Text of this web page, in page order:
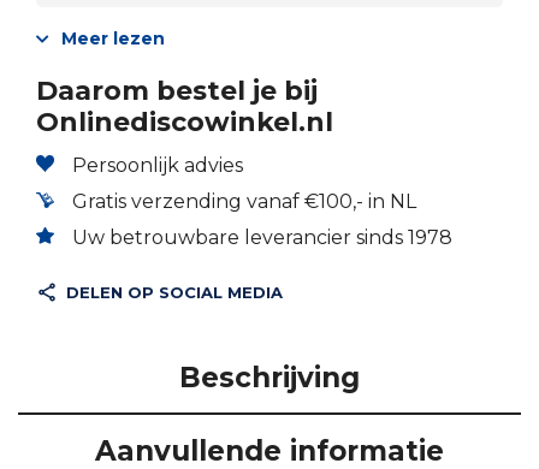
Meer lezen
Daarom bestel je bij
Onlinediscowinkel.nl
Persoonlijk advies
Gratis verzending vanaf €100,- in NL
Uw betrouwbare leverancier sinds 1978
DELEN OP SOCIAL MEDIA
Beschrijving
Aanvullende informatie